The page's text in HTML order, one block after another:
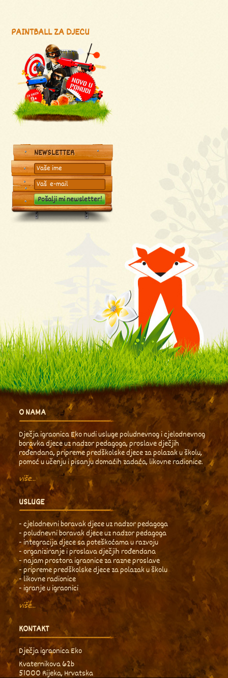
PAINTBALL ZA DJECU
NEWSLETTER
O NAMA
Dječja igraonica Eko nudi usluge poludnevnog i cjelodnevnog
boravka djece uz nadzor pedagoga, proslave dječjih
rođendana, pripreme predškolske djece za polazak u školu,
pomoć u učenju i pisanju domaćih zadaća, likovne radionice.
više...
USLUGE
- cjelodnevni boravak djece uz nadzor pedagoga
- poludnevni boravak djece uz nadzor pedagoga
- integracija djece sa poteškoćama u razvoju
- organiziranje i proslava dječjih rođendana
- najam prostora igraonice za razne proslave
- pripreme predškolske djece za polazak u školu
- likovne radionice
- igranje u igraonici
više...
KONTAKT
Dječja igraonica Eko
Kvaternikova 62b
51000 Rijeka, Hrvatska